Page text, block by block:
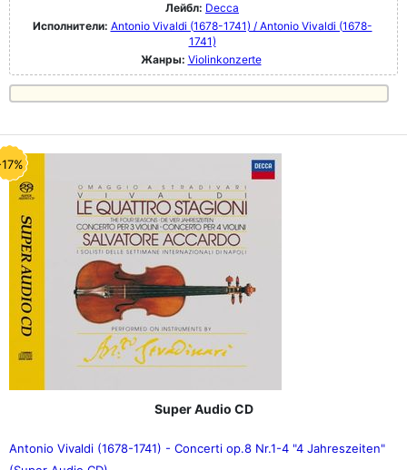
Лейбл: Decca
Исполнители: Antonio Vivaldi (1678-1741) / Antonio Vivaldi (1678-
1741)
Жанры: Violinkonzerte
Super Audio CD
Antonio Vivaldi (1678-1741) - Concerti op.8 Nr.1-4 "4 Jahreszeiten"